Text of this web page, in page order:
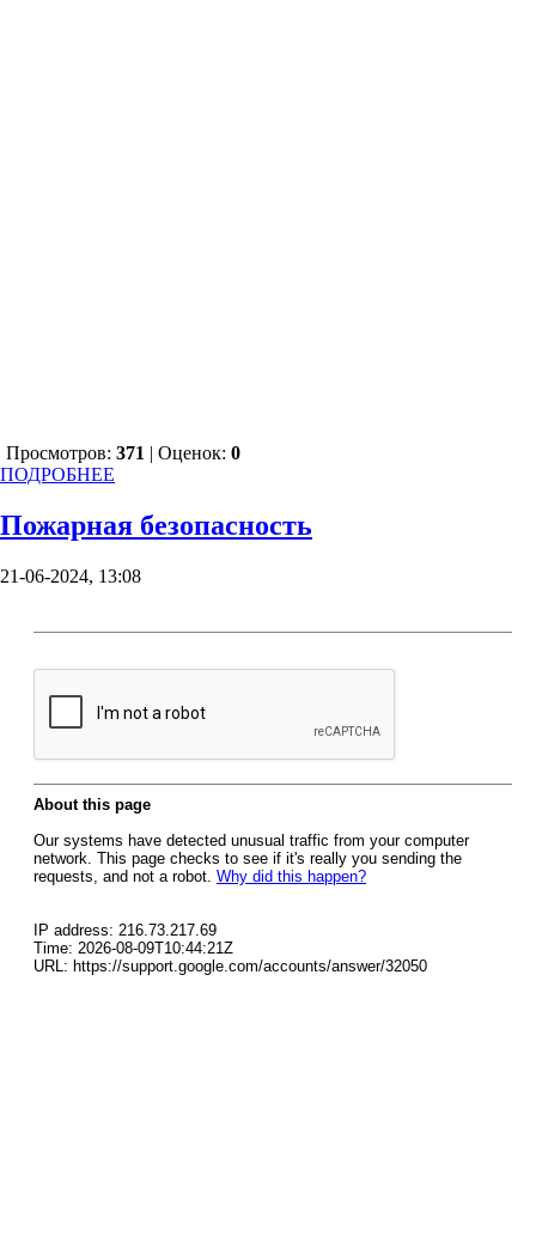
Просмотров: 371 | Оценок: 0
ПОДРОБНЕЕ
Пожарная безопасность
21-06-2024, 13:08